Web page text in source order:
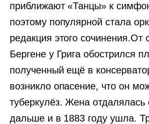
приближают «Танцы» к
поэтому популярной стала
редакция этого сочинения.От
Бергене у Грига обострился
полученный ещё в
возникло опасение, что он
туберкулёз. Жена отдалялась
дальше и в 1883 году ушла.